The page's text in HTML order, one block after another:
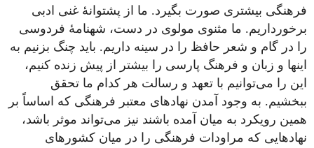
فرهنگی بیشتری صورت بگیرد. ما از پشتوانۀ غنی ادبی
برخورداریم. ما مثنوی مولوی در دست، شهنامۀ فردوسی
را در گام و شعر حافظ را در سینه داریم. باید چنگ بزنیم به
اینها و زبان و فرهنگ پارسی را بیشتر از پیش زنده کنیم،
این را می‌توانیم با تعهد و رسالت‌ هر کدام ما تحقق
ببخشیم. به وجود آمدن نهادهای معتبر فرهنگی که اساساً بر
همین رویکرد به ‌میان آمده باشند نیز می‌تواند موثر باشد،
نهادهایی که مراودات فرهنگی را در میان کشورهای